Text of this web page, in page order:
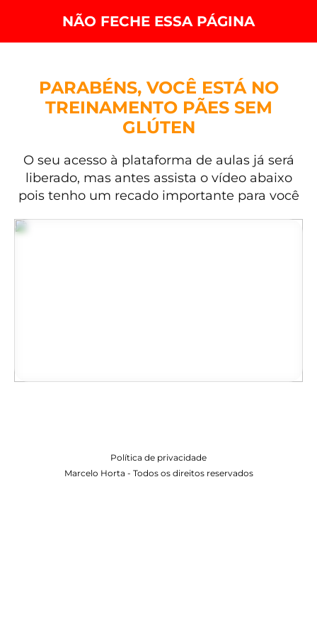
NÃO FECHE ESSA PÁGINA
PARABÉNS, VOCÊ ESTÁ NO
TREINAMENTO PÃES SEM
GLÚTEN
O seu acesso à plataforma de aulas já será
liberado, mas antes assista o vídeo abaixo
pois tenho um recado importante para você
Política de privacidade
Marcelo Horta - Todos os direitos reservados